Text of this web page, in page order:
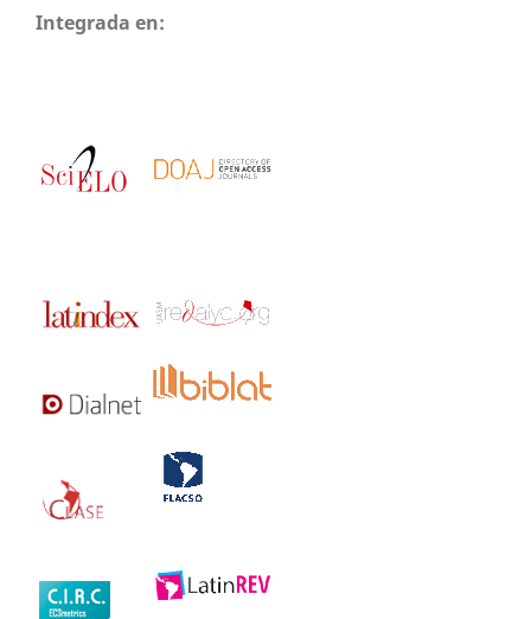
Integrada en: